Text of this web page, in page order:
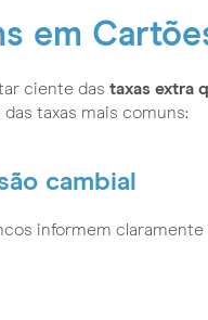
em
ciente das taxas extra
taxas mais comuns:
cambial
informem